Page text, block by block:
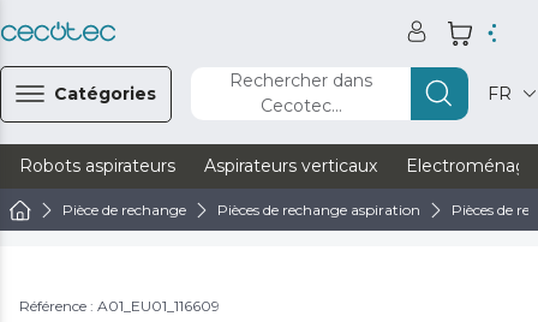
Catégories
Rechercher dans
Cecotec...
FR
Robots aspirateurs Aspirateurs verticaux
Pièce de rechange Pièces de rechange aspiration Pièces de
Référence : A01_EU01_116609